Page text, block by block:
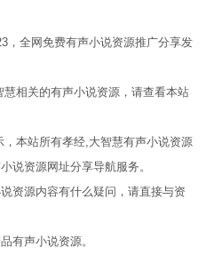
，全网免费有声小说资源推广分享发
相关的有声小说资源，请查看本站
本站所有孝经,大智慧有声小说资源
说资源网址分享导航服务。
资源内容有什么疑问，请直接与资
有声小说资源。